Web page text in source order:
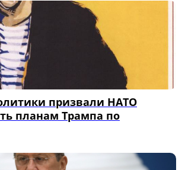
призвали НАТО
планам Трампа по